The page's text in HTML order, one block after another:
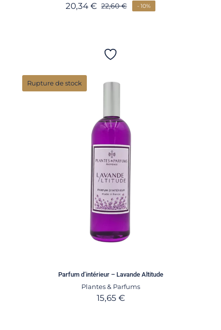
22,60€
20,34€ - 10%
Rupture de stock
Parfum d’intérieur – Lavande Altitude
Plantes & Parfums
15,65 €